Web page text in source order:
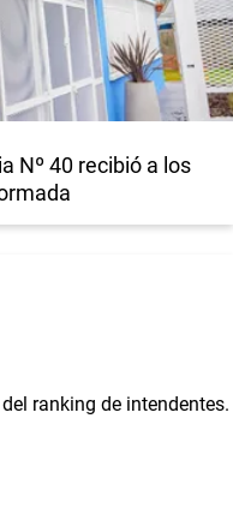
Nº 40 recibió a los